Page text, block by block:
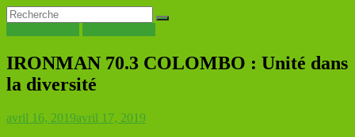
IRONMAN 70.3 COLOMBO : Unité dans
la diversité
avril 16, 2019avril 17, 2019